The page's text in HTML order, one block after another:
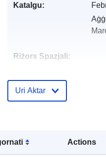
Actions
Katalgu:
Riżors Spazjali:
Identifikaturi:
Uri Aktar